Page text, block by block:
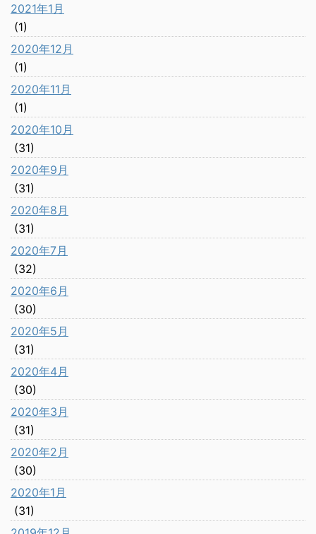
2021年1月
(1)
2020年12月
(1)
2020年11月
(1)
2020年10月
(31)
2020年9月
(31)
2020年8月
(31)
2020年7月
(32)
2020年6月
(30)
2020年5月
(31)
2020年4月
(30)
2020年3月
(31)
2020年2月
(30)
2020年1月
(31)